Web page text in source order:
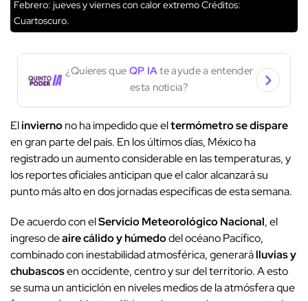
Febrero: jueves y viernes con calor extremoCréditos:
Cuartoscuro.
¿Quieres que QP IAte ayude a entender
esta noticia?
Elinviernono ha impedido que eltermómetro se dispare
en gran parte del país. En los últimos días, México ha
registrado un aumento considerable en las temperaturas, y
los reportes oficiales anticipan que el calor alcanzará su
punto más alto en dos jornadas específicas de esta semana.
De acuerdo con elServicio Meteorológico Nacional, el
ingreso deaire cálido y húmedodel océano Pacífico,
combinado con inestabilidad atmosférica, generarálluvias y
chubascosen occidente, centro y sur del territorio. A esto
se suma un anticiclón en niveles medios de la atmósfera que